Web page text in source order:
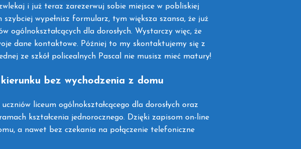
i już teraz zarezerwuj sobie miejsce w pobliskiej
wypełnisz formularz, tym większa szansa, że już
ogólnokształcących dla dorosłych. Wystarczy więc, że
dane kontaktowe. Później to my skontaktujemy się z
ze szkół policealnych Pascal nie musisz mieć matury!
bez wychodzenia z domu
liceum ogólnokształcącego dla dorosłych oraz
kształcenia jednorocznego. Dzięki zapisom on-line
a nawet bez czekania na połączenie telefoniczne